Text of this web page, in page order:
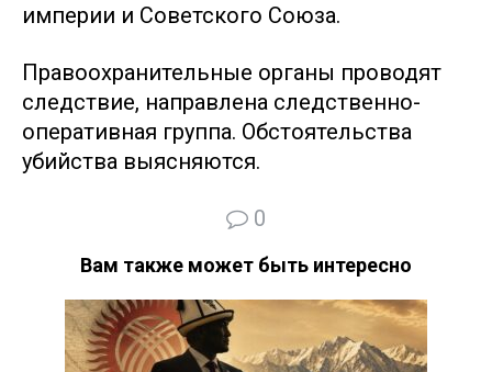
империи и Советского Союза.
Правоохранительные органы проводят
следствие, направлена следственно-
оперативная группа. Обстоятельства
убийства выясняются.
0
Вам также может быть интересно